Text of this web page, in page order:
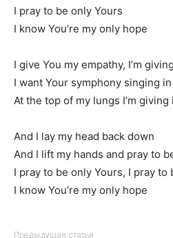
I pray to be only Yours
I know You’re my only hope
I give You my empathy, I’m
I want Your symphony singing
At the top of my lungs I’m giving
And I lay my head back down
And I lift my hands and pray to
I pray to be only Yours, I pray to
I know You’re my only hope
Предыдущая статья